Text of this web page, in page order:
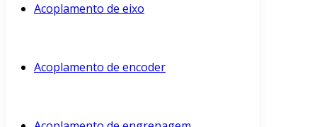
Acoplamento de eixo
Acoplamento de encoder